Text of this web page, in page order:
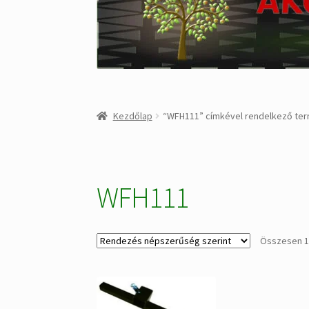
Kezdőlap “WFH111” címkével rendelkező
WFH111
Összesen